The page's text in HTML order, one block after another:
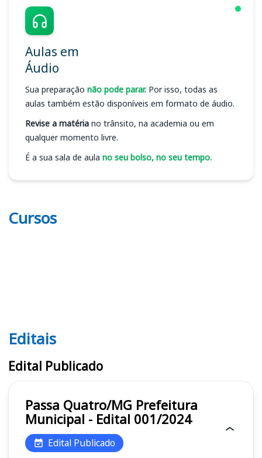
Aulas em
Áudio
Sua preparação não pode parar. Por isso, todas as
aulas também estão disponíveis em formato de áudio.
Revise a matéria no trânsito, na academia ou em
qualquer momento livre.
É a sua sala de aula no seu bolso, no seu tempo.
Cursos
Editais
Editais
Edital Publicado
Passa Quatro/MG Prefeitura
Municipal - Edital 001/2024
Edital Publicado